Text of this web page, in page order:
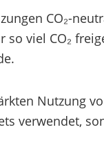
CO₂-
viel CO₂
Nutzung
verwendet,